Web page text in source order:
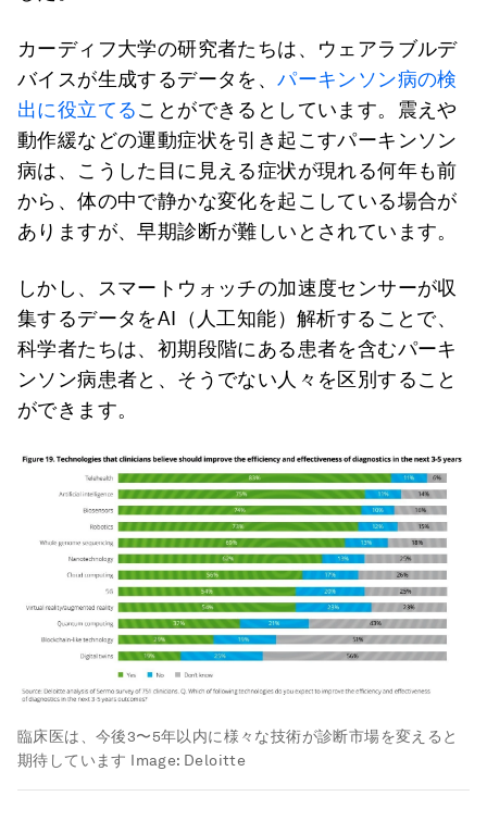
カーディフ大学の研究者たちは、ウェアラブルデ
バイスが生成するデータを、パーキンソン病の検
出に役立てることができるとしています。震えや
動作緩などの運動症状を引き起こすパーキンソン
病は、こうした目に見える症状が現れる何年も前
から、体の中で静かな変化を起こしている場合が
ありますが、早期診断が難しいとされています。
しかし、スマートウォッチの加速度センサーが収
集するデータをAI（人工知能）解析することで、
科学者たちは、初期段階にある患者を含むパーキ
ンソン病患者と、そうでない人々を区別すること
ができます。
臨床医は、今後3〜5年以内に様々な技術が診断市場を変えると
期待しています Image: Deloitte